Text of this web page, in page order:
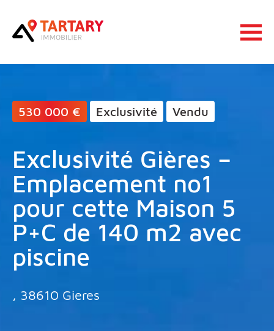
Ouvrir
530 000 € Exclusivité Vendu
Exclusivité Gières –
Emplacement no1
pour cette Maison 5
P+C de 140 m2 avec
piscine
, 38610 Gieres